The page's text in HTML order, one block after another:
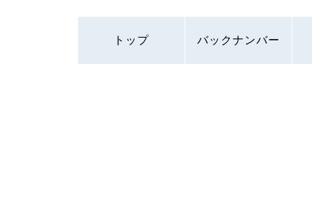
トップ バックナンバー